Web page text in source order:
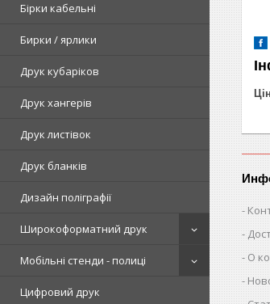
Бірки кабельні
Бирки / ярлики
Друк кубаріков
Друк хангерів
Друк листівок
Друк бланків
Дизайн поліграфії
Широкоформатний друк
Мобільні стенди - полиці
Цифровий друк
О